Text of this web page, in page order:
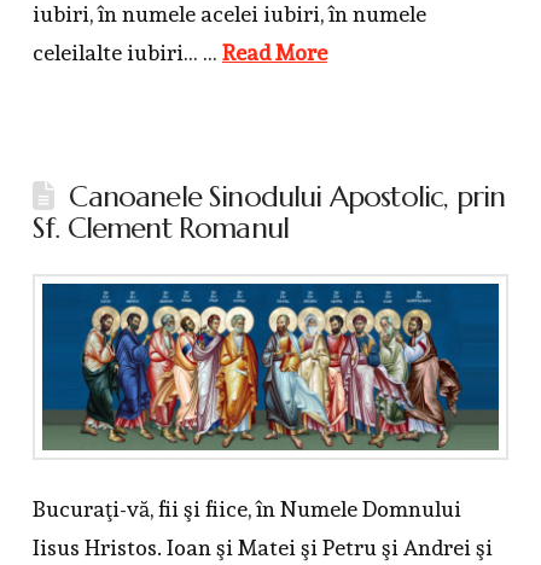
iubiri, în numele acelei iubiri, în numele
celeilalte iubiri… … Read More
Canoanele Sinodului Apostolic, prin
Sf. Clement Romanul
Bucuraţi-vă, fii şi fiice, în Numele Domnului
Iisus Hristos. Ioan şi Matei şi Petru şi Andrei şi